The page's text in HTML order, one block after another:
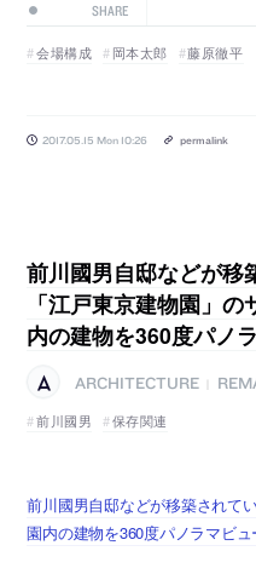
SHARE
会場構成 岡本太郎 藤原徹平
2017.05.15 Mon 10:26 permalink
前川國男自邸などが移
「江戸東京建物園」
内の建物を360度パノ
ARCHITECTURE
前川國男
保存関連
前川國男自邸などが移築されて
園内の建物を360度パノラマビ